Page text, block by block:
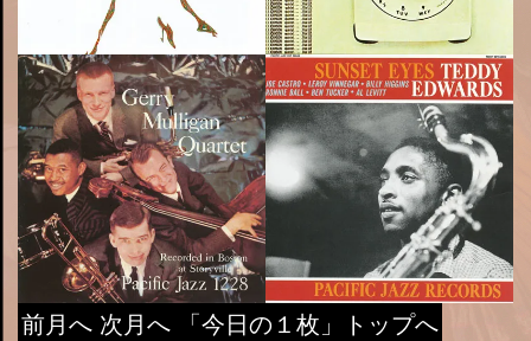
前月へ 次月へ 「今日の１枚」トップへ